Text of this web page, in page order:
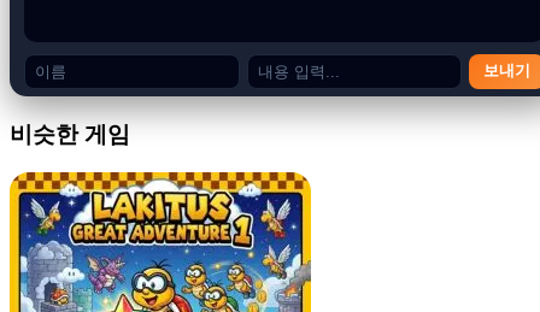
다양한 테마의 세계를 탐험해보세요
다양한 행동을 보이는 독특한 적들을 물리치세요
파워업을 모아 능력을 강화하세요
경로를 잠금 해제하고 숨겨진 비밀을 찾아보세요
Super Mario Bros 3 Mix를 즐기는 플레이어는 레벨 디자인과
메커니즘에서 비슷한 창의성을 발견하게 될 것입니다.
슈퍼 마리오 랜드 2 DX가 특별한 이유는
보내기
비슷한 게임